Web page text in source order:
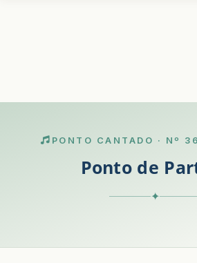
PONTO CANTADO · Nº
Ponto de
✦